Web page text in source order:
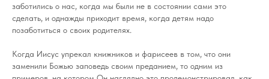
заботились о нас, когда мы были не в состоянии сами это
сделать, и однажды приходит время, когда детям надо
позаботиться о своих родителях.
Когда Иисус упрекал книжников и фарисеев в том, что они
заменили Божью заповедь своим преданием, то одним из